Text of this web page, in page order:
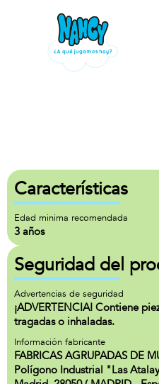
Características
Edad minima recomendada
3 años
Seguridad del
Advertencias de seguridad
¡ADVERTENCIA! Contiene
tragadas o inhaladas.
Información fabricante
FABRICAS AGRUPADAS DE
Polígono Industrial "Las